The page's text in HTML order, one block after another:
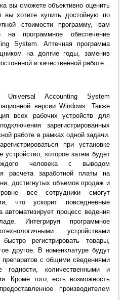
вы сможете объективно оценить
хотите купить достойную по
стоимости программу, вам
на программное обеспечение
System. Аптечная программа
на долгие годы, заменив
и качественной работе.
Universal Accounting System
версии Windows. Также
всех рабочих устройств для
зарегистрированных
работе в рамках одной задачи.
при установке
которое затем будет
человека с выводом
расчета заработной платы на
достигнутых объемов продаж и
все сотрудники смогут
что ускорит повседневные
процесс ведения
Интегрируя программное
устройствами
регистрировать товары,
другое. В номенклатуре будут
с общими сведениями
годности, количественными и
Кроме того, есть возможность
производителем